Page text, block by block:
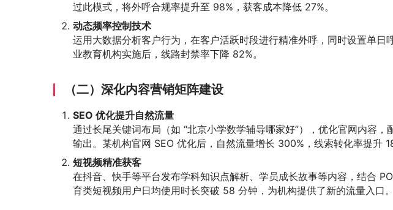
过此模式，将外呼合规率提升至 98%，获客成本降低 27%。
动态频率控制技术
运用大数据分析客户行为，在客户活跃时段进行精准外呼，同时设置单
业教育机构实施后，线路封禁率下降 82%。
（二）深化内容营销矩阵建设
SEO 优化提升自然流量
通过长尾关键词布局（如 “北京小学数学辅导哪家好”），优化官网内容
输出。某机构官网 SEO 优化后，自然流量增长 300%，线索转化率提升
短视频精准获客
在抖音、快手等平台发布学科知识点解析、学员成长故事等内容，结合
育类短视频用户日均使用时长突破 58 分钟，为机构提供了新的流量入口。